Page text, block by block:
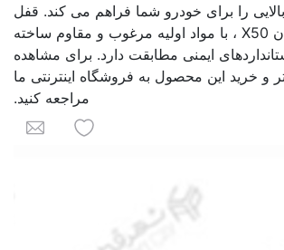
را برای خودرو شما فراهم می کند. قفل
درب موتور لیفان X50 ، با مواد اولیه مرغوب و مقاوم ساخته
ایمنی مطابقت دارد. برای مشاهده
و خرید این محصول به فروشگاه اینترنتی ما
مراجعه کنید.
به لیست علاقه